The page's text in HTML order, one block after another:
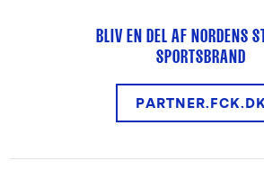
BLIV EN DEL AF NORDENS
SPORTSBRAND